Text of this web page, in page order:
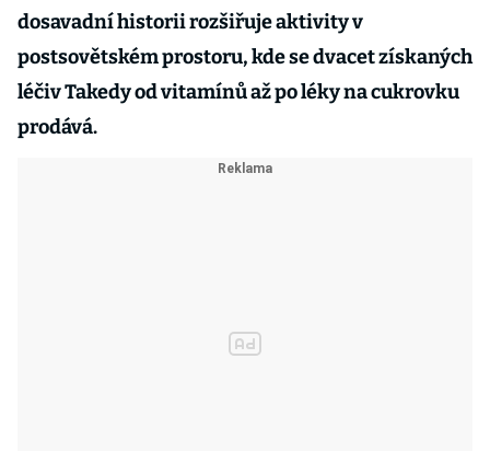
dosavadní historii rozšiřuje aktivity v
postsovětském prostoru, kde se dvacet získaných
léčiv Takedy od vitamínů až po léky na cukrovku
prodává.